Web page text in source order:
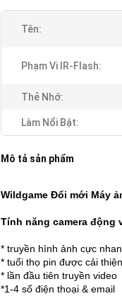
Tên:
Phạm Vi IR-Flash:
Thẻ Nhớ:
Làm Nổi Bật:
Mô tả sản phẩm
Wildgame Đổi mới Máy
Tính năng camera động
* truyền hình ảnh cực
* tuổi thọ pin được cải thiện
* lần đầu tiên truyền video
*1-4 số điện thoại & email